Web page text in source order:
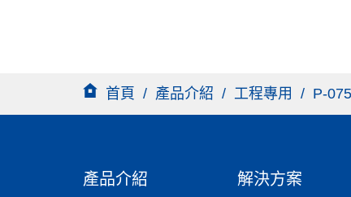
首頁 / 產品介紹 / 工程專用 / P-
產品介紹 解決方案